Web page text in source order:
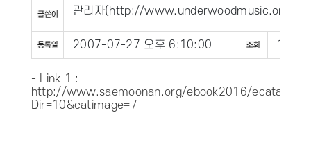
관리자( http://www.underwoodmusic.org
2007-07-27 오후 6:10:00
- Link 1 :
http://www.saemoonan.org/ebook2016/
Dir=10&catimage=7